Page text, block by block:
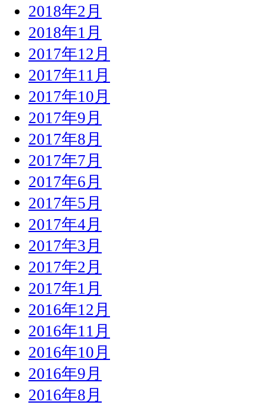
2018年2月
2018年1月
2017年12月
2017年11月
2017年10月
2017年9月
2017年8月
2017年7月
2017年6月
2017年5月
2017年4月
2017年3月
2017年2月
2017年1月
2016年12月
2016年11月
2016年10月
2016年9月
2016年8月